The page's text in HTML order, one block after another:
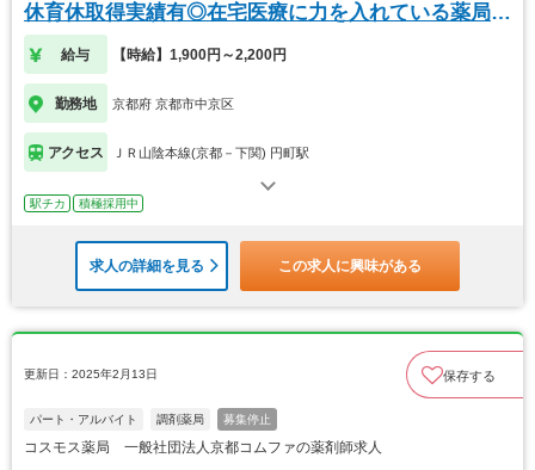
休育休取得実績有◎在宅医療に力を入れている薬局で
す！
給与 【時給】1,900円～2,200円
勤務地 京都府 京都市中京区
アクセス ＪＲ山陰本線(京都－下関) 円町駅
駅チカ 積極採用中
求人の詳細を見る この求人に興味がある
更新日：2025年2月13日 保存する
パート・アルバイト 調剤薬局 募集停止
コスモス薬局 一般社団法人京都コムファの薬剤師求人